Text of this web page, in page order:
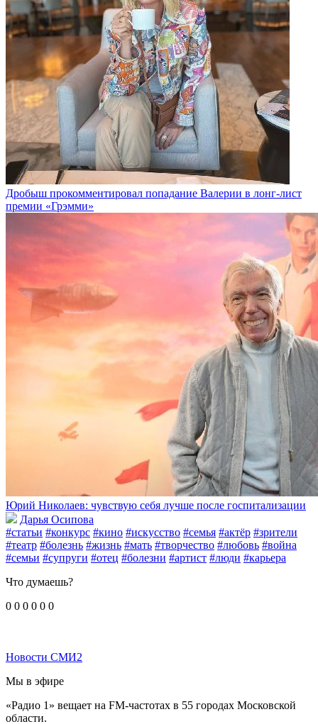
Дробыш прокомментировал попадание Валерии в лонг-лист
премии «Грэмми»
Юрий Николаев: ​чувствую себя лучше после госпитализации
Дарья Осипова
#статьи #конкурс #кино #искусство #семья #актёр #зрители
#театр #болезнь #жизнь #мать #творчество #любовь #война
#семьи #супруги #отец #болезни #артист #люди #карьера
Что думаешь?
0 0 0 0 0 0
Новости СМИ2
Мы в эфире
«Радио 1» вещает на FM-частотах в 55 городах Московской
области.